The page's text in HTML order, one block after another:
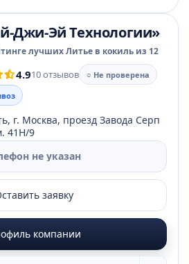
Джи-Эй Технологии»
лучших Литье в кокиль из 12
4.910 отзывов
○ Не проверена
г. Москва, проезд Завода Серп
41Н/9
не указан
заявку
компании